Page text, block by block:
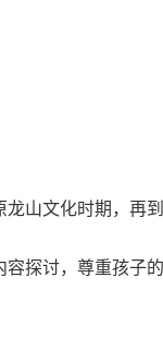
山文化时期，再
探讨，尊重孩子